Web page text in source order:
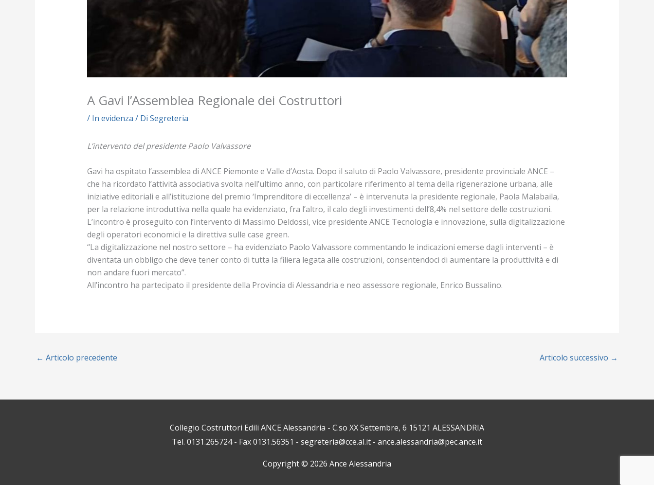
A Gavi l’Assemblea Regionale dei Costruttori
/ In evidenza / Di Segreteria
L’intervento del presidente Paolo Valvassore
Gavi ha ospitato l’assemblea di ANCE Piemonte e Valle d’Aosta. Dopo il saluto di Paolo Valvassore, presidente provinciale ANCE –
che ha ricordato l’attività associativa svolta nell’ultimo anno, con particolare riferimento al tema della rigenerazione urbana, alle
iniziative editoriali e all’istituzione del premio ‘Imprenditore di eccellenza’ – è intervenuta la presidente regionale, Paola Malabaila,
per la relazione introduttiva nella quale ha evidenziato, fra l’altro, il calo degli investimenti dell’8,4% nel settore delle costruzioni.
L’incontro è proseguito con l’intervento di Massimo Deldossi, vice presidente ANCE Tecnologia e innovazione, sulla digitalizzazione
degli operatori economici e la direttiva sulle case green.
“La digitalizzazione nel nostro settore – ha evidenziato Paolo Valvassore commentando le indicazioni emerse dagli interventi – è
diventata un obbligo che deve tener conto di tutta la filiera legata alle costruzioni, consentendoci di aumentare la produttività e di
non andare fuori mercato”.
All’incontro ha partecipato il presidente della Provincia di Alessandria e neo assessore regionale, Enrico Bussalino.
← Articolo precedente Articolo successivo →
Collegio Costruttori Edili ANCE Alessandria - C.so XX Settembre, 6 15121 ALESSANDRIA
Tel. 0131.265724 - Fax 0131.56351 - segreteria@cce.al.it - ance.alessandria@pec.ance.it
Copyright © 2026 Ance Alessandria